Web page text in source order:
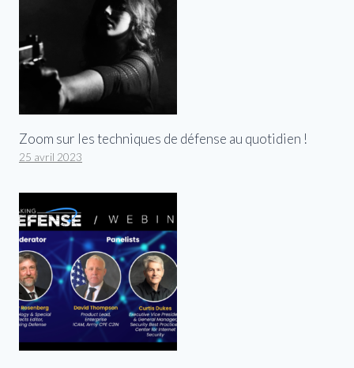
Zoom sur les techniques de défense au quotidien !
25 avril 2023